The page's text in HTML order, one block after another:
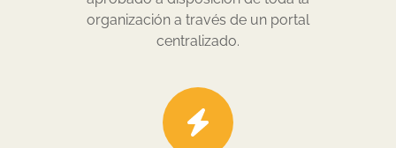
organización a través de un portal
centralizado.